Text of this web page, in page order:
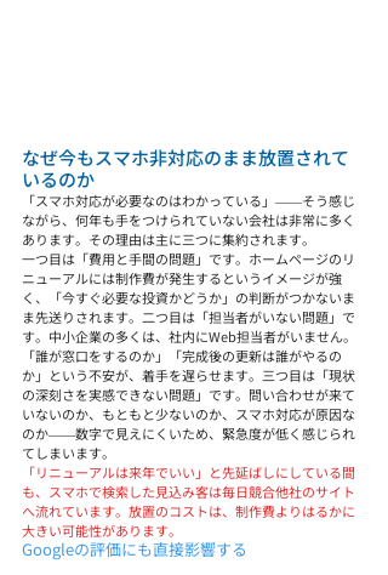
なぜ今もスマホ非対応のまま放置されて
いるのか
「スマホ対応が必要なのはわかっている」——そう感じ
ながら、何年も手をつけられていない会社は非常に多く
あります。その理由は主に三つに集約されます。
一つ目は「費用と手間の問題」です。ホームページのリ
ニューアルには制作費が発生するというイメージが強
く、「今すぐ必要な投資かどうか」の判断がつかないま
ま先送りされます。二つ目は「担当者がいない問題」で
す。中小企業の多くは、社内にWeb担当者がいません。
「誰が窓口をするのか」「完成後の更新は誰がやるの
か」という不安が、着手を遅らせます。三つ目は「現状
の深刻さを実感できない問題」です。問い合わせが来て
いないのか、もともと少ないのか、スマホ対応が原因な
のか——数字で見えにくいため、緊急度が低く感じられ
てしまいます。
「リニューアルは来年でいい」と先延ばしにしている間
も、スマホで検索した見込み客は毎日競合他社のサイト
へ流れています。放置のコストは、制作費よりはるかに
大きい可能性があります。
Googleの評価にも直接影響する